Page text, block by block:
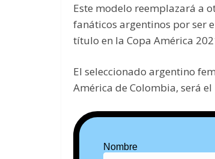
Este modelo reemplazará a
fanáticos argentinos por ser
título en la Copa América
El seleccionado argentino
América de Colombia, será
Nombre